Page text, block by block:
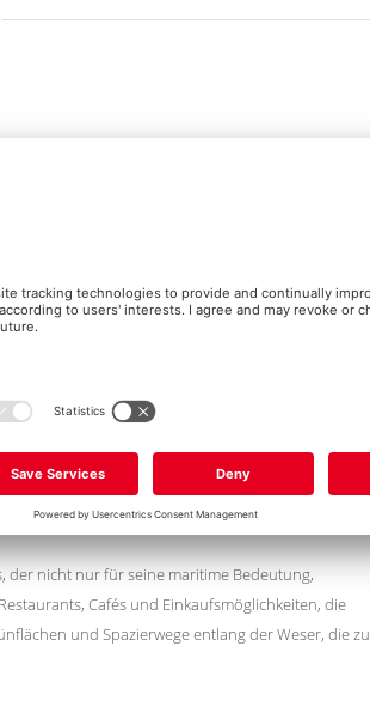
Vegesack, einem Stadtteil, der durch seine
historischen Gebäuden, dem alten Hafen
Kombination aus ruhigen Wohnstraßen
der nicht nur für seine maritime Bedeutung,
Cafés und Einkaufsmöglichkeiten, die
und Spazierwege entlang der Weser, die zu